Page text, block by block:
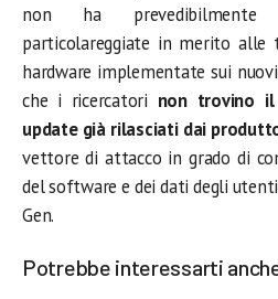
non ha prevedibilmente
particolareggiate in merito alle
hardware implementate sui
che i ricercatori non trovino
update già rilasciati dai
vettore di attacco in grado di
del software e dei dati degli
Gen.
Potrebbe interessarti